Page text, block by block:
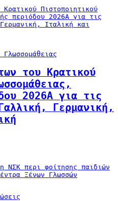
του Κρατικού
2026Α για τις
Γερμανική,